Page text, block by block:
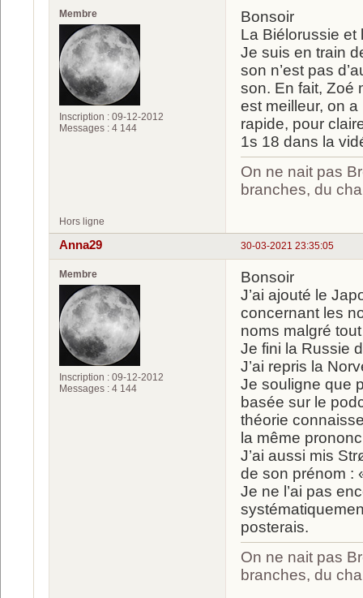
Membre
Inscription : 09-12-2012
Messages : 4 144
Bonsoir
La Biélorussie et
Je suis en train
son n’est pas
son. En fait, Zoé
est meilleur, on a
rapide, pour
1s 18 dans la
On ne nait pas
branches, du
Hors ligne
30-03-2021 23:35:05
Anna29
Membre
Inscription : 09-12-2012
Messages : 4 144
Bonsoir
J’ai ajouté le
concernant les
noms malgré
Je fini la Russie
J’ai repris la
Je souligne que
basée sur le
théorie
la même
J’ai aussi mis
de son prénom :
Je ne l’ai pas
posterais.
On ne nait pas
branches, du